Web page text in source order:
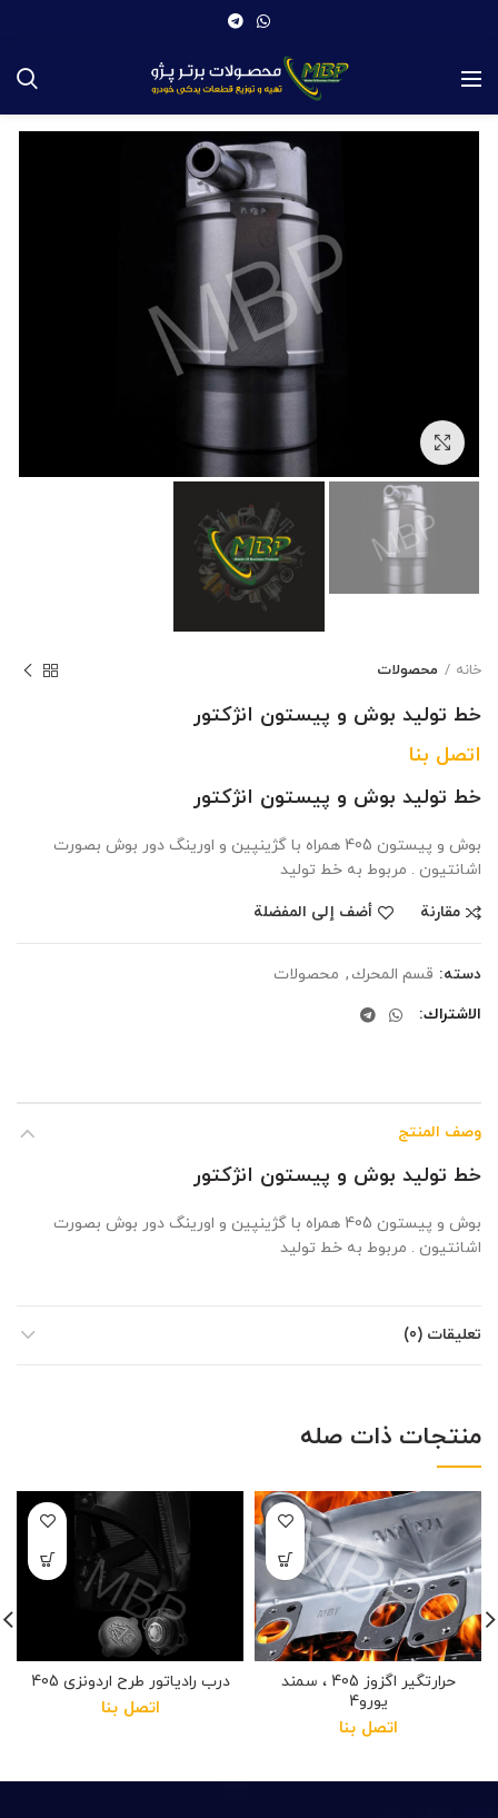
خانه محصولات
خط تولید بوش و پیستون انژکتور
اتصل بنا
خط تولید بوش و پیستون انژکتور
بوش و پیستون 405 همراه با گژینپین و اورینگ دور بوش بصورت
اشانتیون . مربوط به خط تولید
مقارنة
أضف إلى المفضلة
دسته: قسم المحرك , محصولات
الاشتراك
وصف المنتج
خط تولید بوش و پیستون انژکتور
بوش و پیستون 405 همراه با گژینپین و اورینگ دور بوش بصورت
اشانتیون . مربوط به خط تولید
تعليقات (0)
منتجات ذات صله
حرارتگیر اگزوز 405 ، سمند
یورو4
اتصل بنا
درب رادیاتور طرح اردونزی 405
اتصل بنا